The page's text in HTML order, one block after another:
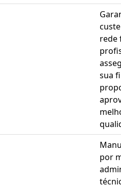
rede
sua
por